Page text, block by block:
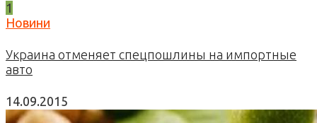
1
Новини
Украина отменяет спецпошлины на импортные
авто
14.09.2015